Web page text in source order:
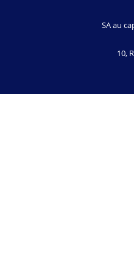
SA au
10,